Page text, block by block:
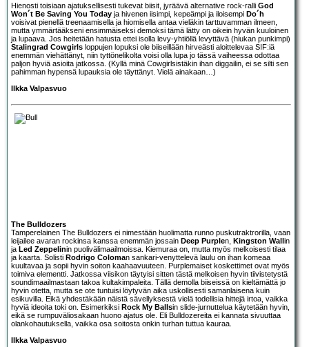
Hienosti toisiaan ajatuksellisesti tukevat biisit, jyräävä alternative rock-ralli God
Won´t Be Saving You Today ja hivenen iisimpi, kepeämpi ja iloisempi Do´h
voisivat pienellä treenaamisella ja hiomisella antaa vieläkin tarttuvamman ilmeen,
mutta ymmärtääkseni ensimmäiseksi demoksi tämä lätty on oikein hyvän kuuloinen
ja lupaava. Jos heitetään hatusta ettei isolla levy-yhtiöllä levyttävä (hiukan punkimpi)
Stalingrad Cowgirls loppujen lopuksi ole biiseillään hirveästi aloittelevaa SIF:iä
enemmän viehättänyt, niin tyttönelikolta voisi olla lupa jo tässä vaiheessa odottaa
paljon hyviä asioita jatkossa. (Kyllä minä Cowgirlsistäkin ihan diggailin, ei se silti sen
pahimman hypensä lupauksia ole täyttänyt. Vielä ainakaan…)
Ilkka Valpasvuo
The Bulldozers
Tamperelainen The Bulldozers ei nimestään huolimatta runno puskutraktrorilla, vaan
leijailee avaran rockinsa kanssa enemmän jossain Deep Purplen, Kingston Wallin
ja Led Zeppelinin puolivälimaailmoissa. Kiemuraa on, mutta myös melkoisesti tilaa
ja kaarta. Solisti Rodrigo Coloman sankari-venyttelevä laulu on ihan komeaa
kuultavaa ja sopii hyvin soiton kaahaavuuteen. Purplemaiset koskettimet ovat myös
toimiva elementti. Jatkossa viisikon täytyisi sitten tästä melkoisen hyvin tiivistetystä
soundimaailmastaan takoa kultakimpaleita. Tällä demolla biiseissä on kieltämättä jo
hyvin otetta, mutta se ote tuntuisi löytyvän aika uskollisesti samanlaisena kuin
esikuvilla. Eikä yhdestäkään näistä sävellyksestä vielä todellisia hittejä irtoa, vaikka
hyviä ideoita toki on. Esimerkiksi Rock My Ballsin slide-jurnuttelua käytetään hyvin,
eikä se rumpuväliosakaan huono ajatus ole. Eli Bulldozereita ei kannata sivuuttaa
olankohautuksella, vaikka osa soitosta onkin turhan tuttua kauraa.
Ilkka Valpasvuo